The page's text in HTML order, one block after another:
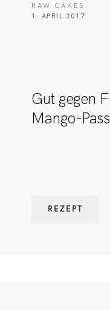
RAW CAKES
1. APRIL 2017
Gut gegen
Mango-
REZEPT